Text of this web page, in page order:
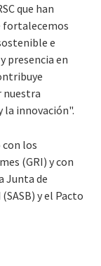
que han
fortalecemos
e
presencia en
nuestra
la innovación".
con los
(GRI) y con
Junta de
y el Pacto